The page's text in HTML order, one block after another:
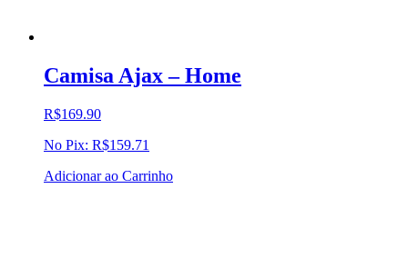
Camisa Ajax – Home
R$169.90
No Pix: R$159.71
Adicionar ao Carrinho